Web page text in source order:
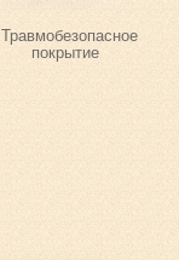
Травмобезопасное
покрытие